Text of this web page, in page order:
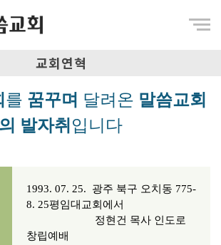
교회연혁
를 꿈꾸며 달려온 말씀교회
의 발자취 입니다
1993. 07. 25. 광주 북구 오치동 775-
8. 25평임대교회에서
정현건 목사 인도로
창립예배